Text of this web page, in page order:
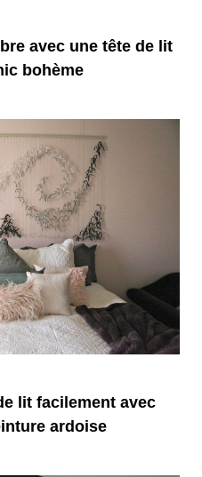
avec une tête de lit
bohème
lit facilement avec
ardoise